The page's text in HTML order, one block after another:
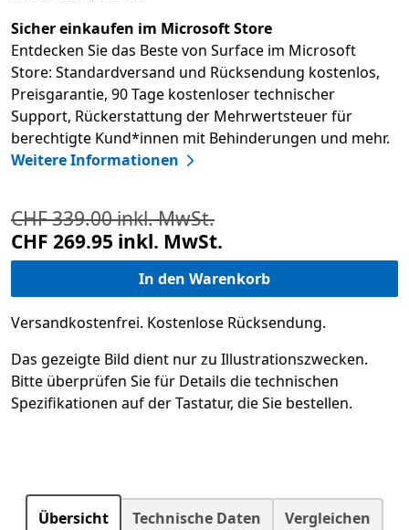
Sicher einkaufen im Microsoft Store​
Entdecken Sie das Beste von Surface im Microsoft
Store: Standardversand und Rücksendung kostenlos,
Preisgarantie, 90 Tage kostenloser technischer
Support, Rückerstattung der Mehrwertsteuer für
berechtigte Kund*innen mit Behinderungen und mehr.​
Weitere Informationen
Ursprünglicher Preis war CHF 339.00 Aktueller Preis ist
CHF 339.00 inkl. MwSt.
CHF 269.95 inkl. MwSt.
In den Warenkorb
Versandkostenfrei. Kostenlose Rücksendung.
Das gezeigte Bild dient nur zu Illustrationszwecken.
Bitte überprüfen Sie für Details die technischen
Spezifikationen auf der Tastatur, die Sie bestellen.
Übersicht Technische Daten Vergleichen